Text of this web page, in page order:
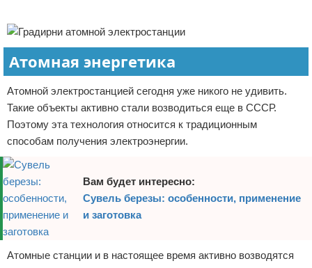
Атомная энергетика
Атомной электростанцией сегодня уже никого не удивить.
Такие объекты активно стали возводиться еще в СССР.
Поэтому эта технология относится к традиционным
способам получения электроэнергии.
Вам будет интересно:
Сувель березы: особенности, применение
и заготовка
Атомные станции и в настоящее время активно возводятся